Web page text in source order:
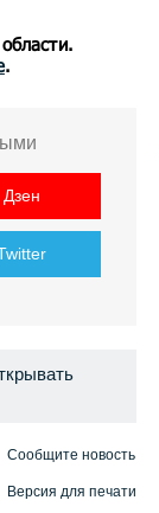
.
Дзен
Сообщите новость
Версия для печати